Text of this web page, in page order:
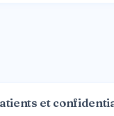
et